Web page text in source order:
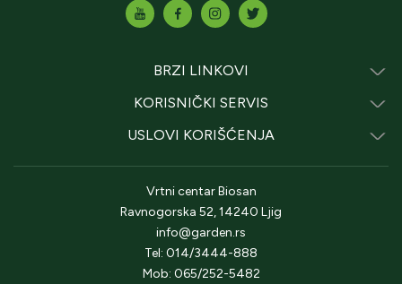
BRZI LINKOVI
KORISNIČKI SERVIS
USLOVI KORIŠĆENJA
Vrtni centar Biosan
Ravnogorska 52, 14240 Ljig
info@garden.rs
Tel: 014/3444-888
Mob: 065/252-5482